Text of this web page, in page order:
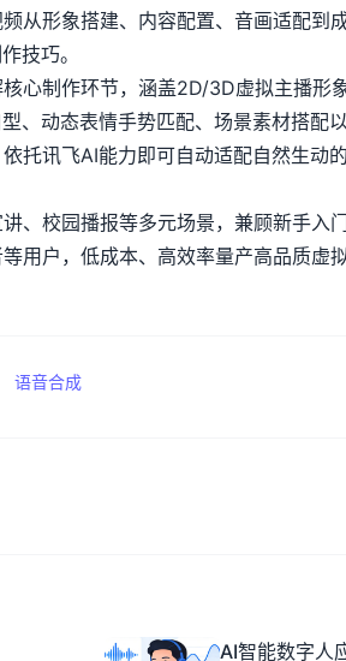
从形象搭建、内容配置、音画适配到
技巧。
心制作环节，涵盖2D/3D虚拟主播形
、动态表情手势匹配、场景素材搭配
托讯飞AI能力即可自动适配自然生动
、校园播报等多元场景，兼顾新手入
用户，低成本、高效率量产高品质虚
语音合成
AI智能数字人